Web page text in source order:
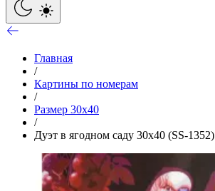
Главная
/
Картины по номерам
/
Размер 30x40
/
Дуэт в ягодном саду 30х40 (SS-1352)